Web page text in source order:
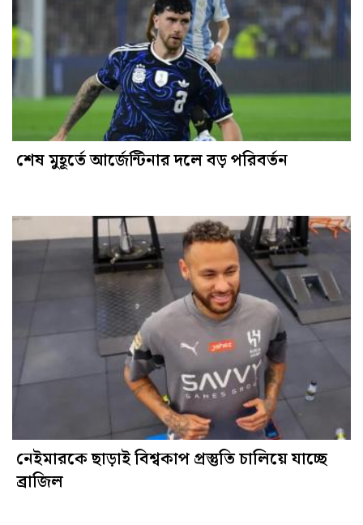
শেষ মুহূর্তে আর্জেন্টিনার দলে বড় পরিবর্তন
নেইমারকে ছাড়াই বিশ্বকাপ প্রস্তুতি চালিয়ে যাচ্ছে
ব্রাজিল